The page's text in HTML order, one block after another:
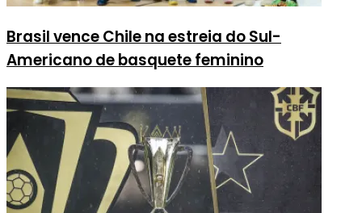
Brasil vence Chile na estreia do Sul-
Americano de basquete feminino